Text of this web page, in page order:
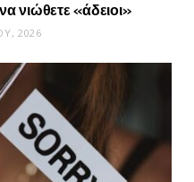
νιώθετε «άδειοι»
2026